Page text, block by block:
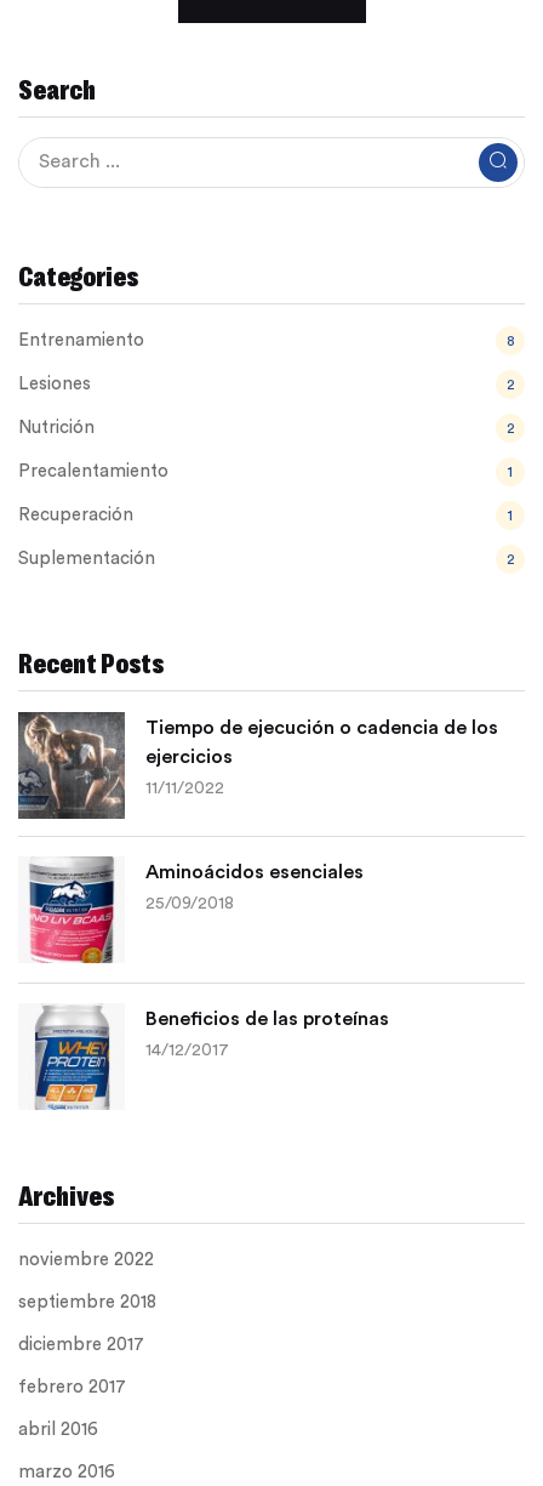
Search
Categories
Entrenamiento 8
Lesiones 2
Nutrición 2
Precalentamiento 1
Recuperación 1
Suplementación 2
Recent Posts
Tiempo de ejecución o cadencia de los
ejercicios
11/11/2022
Aminoácidos esenciales
25/09/2018
Beneficios de las proteínas
14/12/2017
Archives
noviembre 2022
septiembre 2018
diciembre 2017
febrero 2017
abril 2016
marzo 2016